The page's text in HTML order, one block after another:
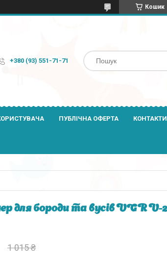
Кошик
+380 (93) 551-71-71
ПУБЛІЧНА ОФЕРТА КОНТАКТИ
для бороди та вусів VGR V-
1 015 ₴